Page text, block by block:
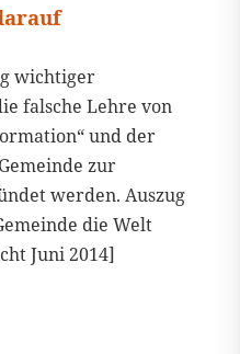
wichtiger
falsche Lehre von
und der
zur
werden. Auszug
die Welt
Juni 2014]